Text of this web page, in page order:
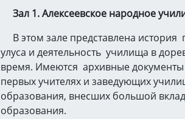
Зал 1. Алексеевское народное
В этом зале представлена
улуса и деятельность училища в
время. Имеются архивные
первых учителях и заведующих
образования, внесших большой
образования.